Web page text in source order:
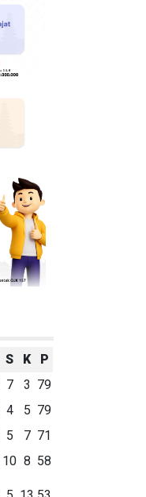
S K
P
7 3 79
4 5 79
5 7 71
10 8 58